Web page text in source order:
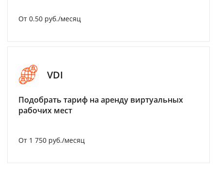
От 0.50 руб./месяц
VDI
Подобрать тариф на аренду виртуальных
рабочих мест
От 1 750 руб./месяц